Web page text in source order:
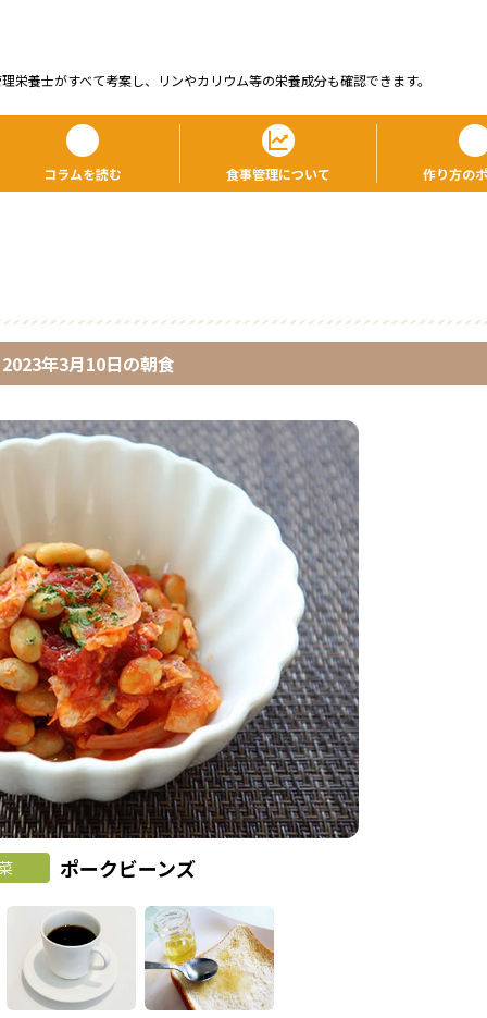
栄養⼠がすべて考案し、リンやカリウム等の栄養成分も確認できます。
コラムを読む 食事管理について 作り方の
2023年3月10日の朝食
ポークビーンズ